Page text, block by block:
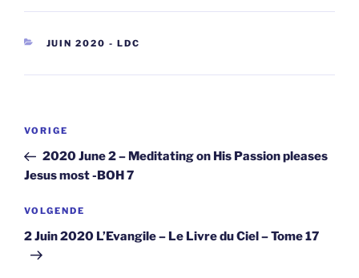
CATEGORIEËN
JUIN 2020 - LDC
Berichtnavigatie
Vorig
bericht
VORIGE
2020 June 2 – Meditating on His Passion pleases
Jesus most -BOH 7
Volgend
bericht
VOLGENDE
2 Juin 2020 L’Evangile – Le Livre du Ciel – Tome 17